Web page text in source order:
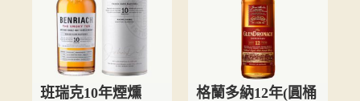
班瑞克10年煙燻
格蘭多納12年(圓桶